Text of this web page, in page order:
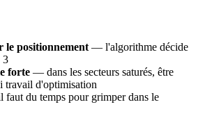
le positionnement — l'algorithme décide
3
forte — dans les secteurs saturés, être
travail d'optimisation
du temps pour grimper dans le